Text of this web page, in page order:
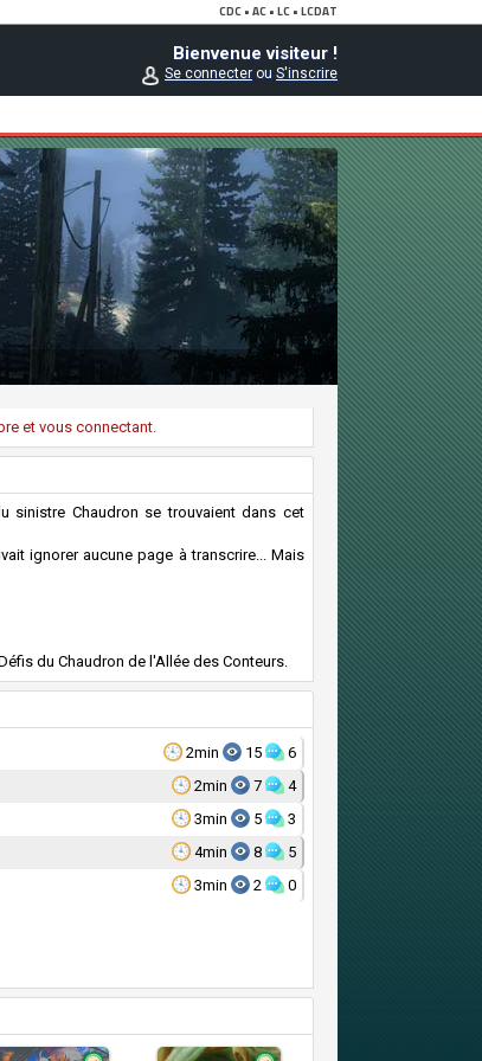
Bienvenue visiteur !
Se connecterou S'inscrire
et vous connectant.
Chaudron se trouvaient dans cet
ignorer aucune page à transcrire... Mais
du Chaudron de l'Allée des Conteurs.
2min 15 6
2min
7 4
3min
5 3
4min
8 5
3min
2 0